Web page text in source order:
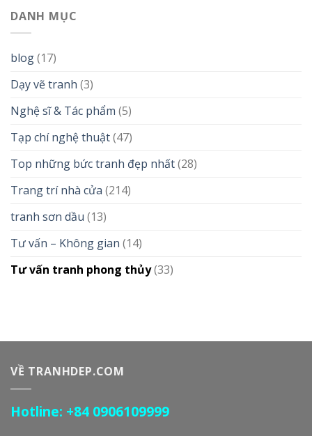
DANH MỤC
blog(17)
Dạy vẽ tranh (3)
Nghệ sĩ & Tác phẩm (5)
Tạp chí nghệ thuật(47)
Top những bức tranh đẹp nhất(28)
Trang trí nhà cửa (214)
tranh sơn dầu (13)
Tư vấn – Không gian (14)
Tư vấn tranh phong thủy(33)
VỀ TRANHDEP.COM
Hotline: +84 0906109999